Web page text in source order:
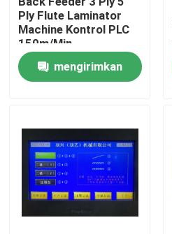
Rumah
Produk
Tur Pabrik
Kontrol Kualitas
Ply Flute Laminator
Machine Kontrol PLC
150m/Min
mengirimkan